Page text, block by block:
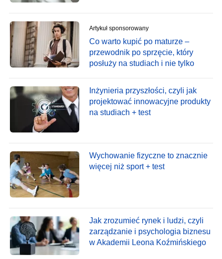
Artykuł sponsorowany
Co warto kupić po maturze –
przewodnik po sprzęcie, który
posłuży na studiach i nie tylko
Inżynieria przyszłości, czyli jak
projektować innowacyjne produkty
na studiach + test
Wychowanie fizyczne to znacznie
więcej niż sport + test
Jak zrozumieć rynek i ludzi, czyli
zarządzanie i psychologia biznesu
w Akademii Leona Koźmińskiego